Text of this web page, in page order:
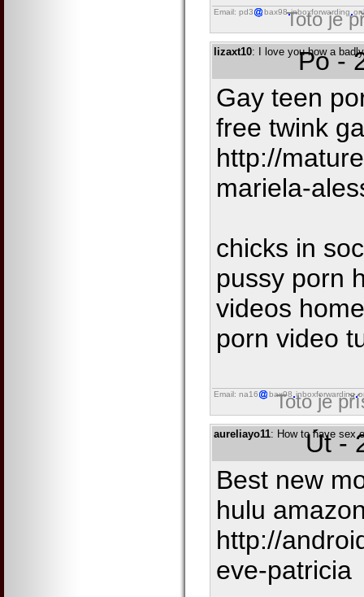
Email: pd3 bax98 inboxforwarding
Toto je
lizaxt10: I love you how a
Po -
Gay teen
free twink
http://
mariela-
chicks in
pussy porn
videos
porn video
Email: na16 bax98 inboxforwarding
Toto je
aureliayo11: How to have sex
Út -
Best new
hulu
http://
eve-patricia